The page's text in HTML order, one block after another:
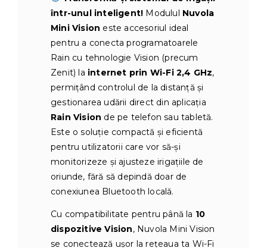
într-unul inteligent! Modulul Nuvola
Mini Vision este accesoriul ideal
pentru a conecta programatoarele
Rain cu tehnologie Vision (precum
Zenit) la internet prin Wi-Fi 2,4 GHz,
permițând controlul de la distanță și
gestionarea udării direct din aplicația
Rain Vision de pe telefon sau tabletă.
Este o soluție compactă și eficientă
pentru utilizatorii care vor să-și
monitorizeze și ajusteze irigațiile de
oriunde, fără să depindă doar de
conexiunea Bluetooth locală.
Cu compatibilitate pentru până la 10
dispozitive Vision, Nuvola Mini Vision
se conectează ușor la rețeaua ta Wi-Fi